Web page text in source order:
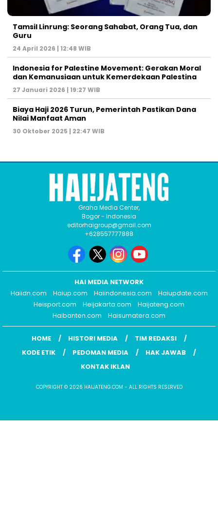
Tamsil Linrung: Seorang Sahabat, Orang Tua, dan
Guru
24 April 2026 | 12:48 WIB
Indonesia for Palestine Movement: Gerakan Moral
dan Kemanusiaan untuk Kemerdekaan Palestina
27 Januari 2026 | 19:27 WIB
Biaya Haji 2026 Turun, Pemerintah Pastikan Dana
Nilai Manfaat Aman
30 Oktober 2025 | 22:47 WIB
Graha Media Center,
Bogor - Indonesia
editorhaigroup@gmail.com
+628557777888
HAI MEDIA NETWORK
Haiidn.com
Haiup.com Haiindonesia.com
Haiupdate.com
Heisport.com
Heijakarta.com
Haijateng.com
Haibanten.com
Haisumatera.com
HOME HISTORI MEDIA
TIM REDAKSI
KODE ETIK
PEDOMAN MEDIA
HAK JAWAB
KONTAK IKLAN
COPYRIGHT © 2026 HAIJATENG.COM - ALL RIGHTS RESERVED